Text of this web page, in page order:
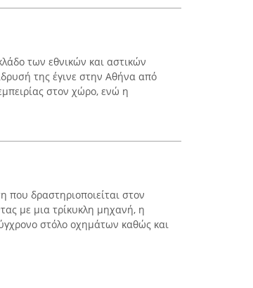
των εθνικών και αστικών
της έγινε στην Αθήνα από
στον χώρο, ενώ η
που δραστηριοποιείται στον
με μια τρίκυκλη μηχανή, η
στόλο οχημάτων καθώς και